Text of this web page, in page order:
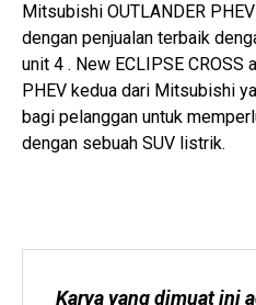
Mitsubishi OUTLANDER
dengan penjualan terbaik
unit 4 . New ECLIPSE CROSS
PHEV kedua dari Mitsubishi
bagi pelanggan untuk
dengan sebuah SUV listrik.
Karya yang dimuat ini